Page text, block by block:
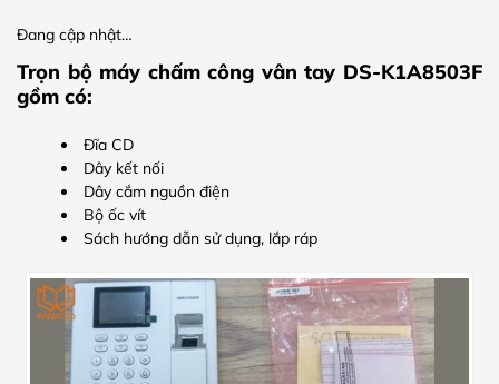
Đang cập nhật…
Trọn bộ máy chấm công vân tay DS-K1A8503F
gồm có:
Đĩa CD
Dây kết nối
Dây cắm nguồn điện
Bộ ốc vít
Sách hướng dẫn sử dụng, lắp ráp